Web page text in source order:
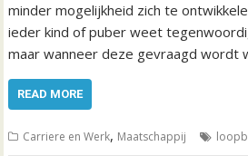
minder mogelijkheid zich te
ieder kind of puber weet
maar wanneer deze gevraagd wordt
READ MORE
Carriere en Werk, Maatschappij